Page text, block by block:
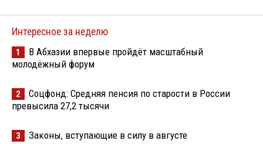
Интересное за неделю
1
В Абхазии впервые пройдёт масштабный
молодёжный форум
2
Соцфонд: Средняя пенсия по старости в России
превысила 27,2 тысячи
3 Законы, вступающие в силу в августе